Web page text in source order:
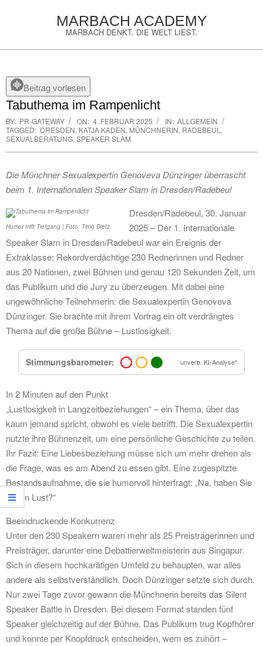
MARBACH ACADEMY
MARBACH DENKT. DIE WELT LIEST.
Menu Beitrag vorlesen
Tabuthema im Rampenlicht
BY: PR-GATEWAY ON: 4. FEBRUAR 2025 IN: ALLGEMEIN
TAGGED: DRESDEN, KATJA KADEN, MÜNCHNERIN, RADEBEUL ,
SEXUALBERATUNG, SPEAKER SLAM
Die Münchner Sexualexpertin Genoveva Dünzinger überrascht
beim 1. Internationalen Speaker Slam in Dresden/Radebeul
Humor trifft Tiefgang | Foto: Timo Dietz
Dresden/Radebeul, 30. Januar
2025 – Der 1. Internationale
Speaker Slam in Dresden/Radebeul war ein Ereignis der
Extraklasse: Rekordverdächtige 230 Rednerinnen und Redner
aus 20 Nationen, zwei Bühnen und genau 120 Sekunden Zeit, um
das Publikum und die Jury zu überzeugen. Mit dabei eine
ungewöhnliche Teilnehmerin: die Sexualexpertin Genoveva
Dünzinger. Sie brachte mit ihrem Vortrag ein oft verdrängtes
Thema auf die große Bühne – Lustlosigkeit.
Stimmungsbarometer: unverb. KI-Analyse*
In 2 Minuten auf den Punkt
„Lustlosigkeit in Langzeitbeziehungen“ – ein Thema, über das
kaum jemand spricht, obwohl es viele betrifft. Die Sexualexpertin
nutzte ihre Bühnenzeit, um eine persönliche Geschichte zu teilen.
Ihr Fazit: Eine Liebesbeziehung müsse sich um mehr drehen als
die Frage, was es am Abend zu essen gibt. Eine zugespitzte
Bestandsaufnahme, die sie humorvoll hinterfragt: „Na, haben Sie
schon Lust?“
Beeindruckende Konkurrenz
Unter den 230 Speakern waren mehr als 25 Preisträgerinnen und
Preisträger, darunter eine Debattierweltmeisterin aus Singapur.
Sich in diesem hochkarätigen Umfeld zu behaupten, war alles
andere als selbstverständlich. Doch Dünzinger setzte sich durch.
Nur zwei Tage zuvor gewann die Münchnerin bereits das Silent
Speaker Battle in Dresden. Bei diesem Format standen fünf
Speaker gleichzeitig auf der Bühne. Das Publikum trug Kopfhörer
und konnte per Knopfdruck entscheiden, wem es zuhört –